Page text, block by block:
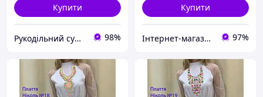
Купити
Рукодільний сундучок 98%
Купити
Інтернет-магазин "Скарбничка рукодільниці" 97%